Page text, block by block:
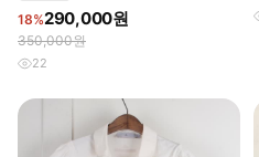
18%290,000원
350,000원
22